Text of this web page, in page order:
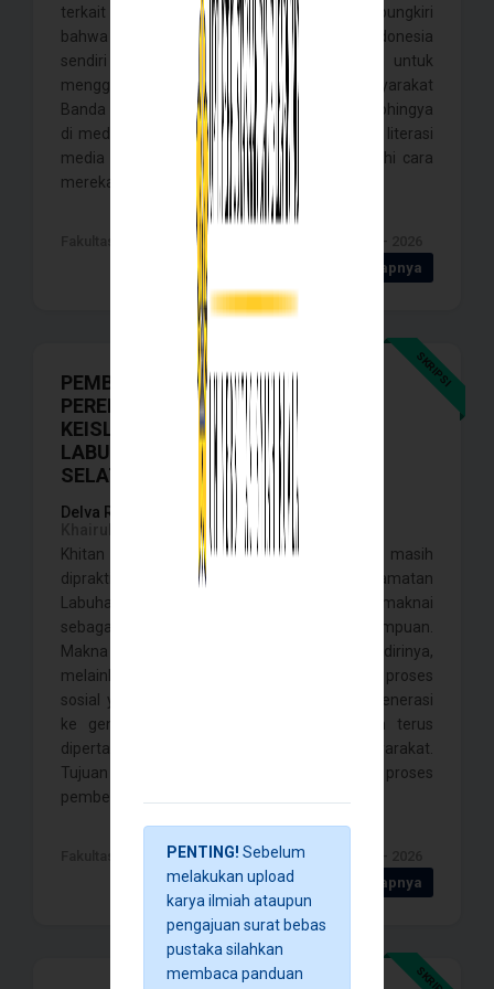
PENTING! Sebelum
melakukan upload
karya ilmiah ataupun
pengajuan surat bebas
pustaka silahkan
membaca panduan
terkait etnis Rohingya. Namun tak dapat dipungkiri
bahwa penyebaran informasi negatif di Indonesia
sendiri cukup tinggi. Penelitian ini bertujuan untuk
menggambarkan bagaimana resepsi masyarakat
Banda Aceh terhadap narasi negatif etnis Rohingya
di media sosial, sekaligus melihat bagaimana literasi
media yang dimiliki masyarakat memengaruhi cara
mereka memaknai narasi . . . .
Fakultas Ilmu Sosial dan ilmu Politik , Banda Aceh - 2026
Detail Selengkapnya
SKRIPSI
PEMBENTUKAN MAKNA KHITANAN
PEREMPUAN SEBAGAI TANDA
KEISLAMAN DI KECAMATAN
LABUHANHAJI KABUPATEN ACEH
SELATAN
Delva Rahmah Safitri,
Yuva Ayuning Anjar,
Khairulyadi, Fadlan Barakah,
Khitan perempuan sampai dengan saat ini masih
dipraktikkan oleh masyarakat di Kecamatan
Labuhanhaji, Kabupaten Aceh Selatan dan dimaknai
sebagai tanda keislaman seorang perempuan.
Makna tersebut tidak lahir dengan sendirinya,
melainkan dibentuk oleh masyarakat melalui proses
sosial yang diwariskan turun-temurun dari generasi
ke generasi sehingga khitanan perempuan terus
dipertahankan dalam kehidupan bermasyarakat.
Tujuan penelitian ini adalah untuk mengetahui proses
pembentukan makna khitanan se . . . .
Fakultas Ilmu Sosial dan ilmu Politik , Banda Aceh - 2026
Detail Selengkapnya